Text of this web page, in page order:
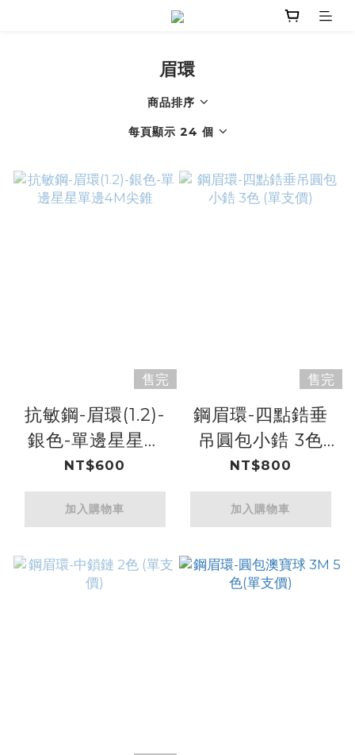
眉環
商品排序
每頁顯示 24 個
售完
抗敏鋼-眉環(1.2)-
銀色-單邊星星單
邊4M尖錐
NT$600
加入購物車
售完
鋼眉環-四點鋯垂
吊圓包小鋯 3色
(單支價)
NT$800
加入購物車